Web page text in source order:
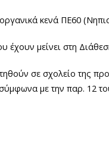
κενά ΠΕ60
έχουν μείνει στη
σε σχολείο της
με την παρ. 12